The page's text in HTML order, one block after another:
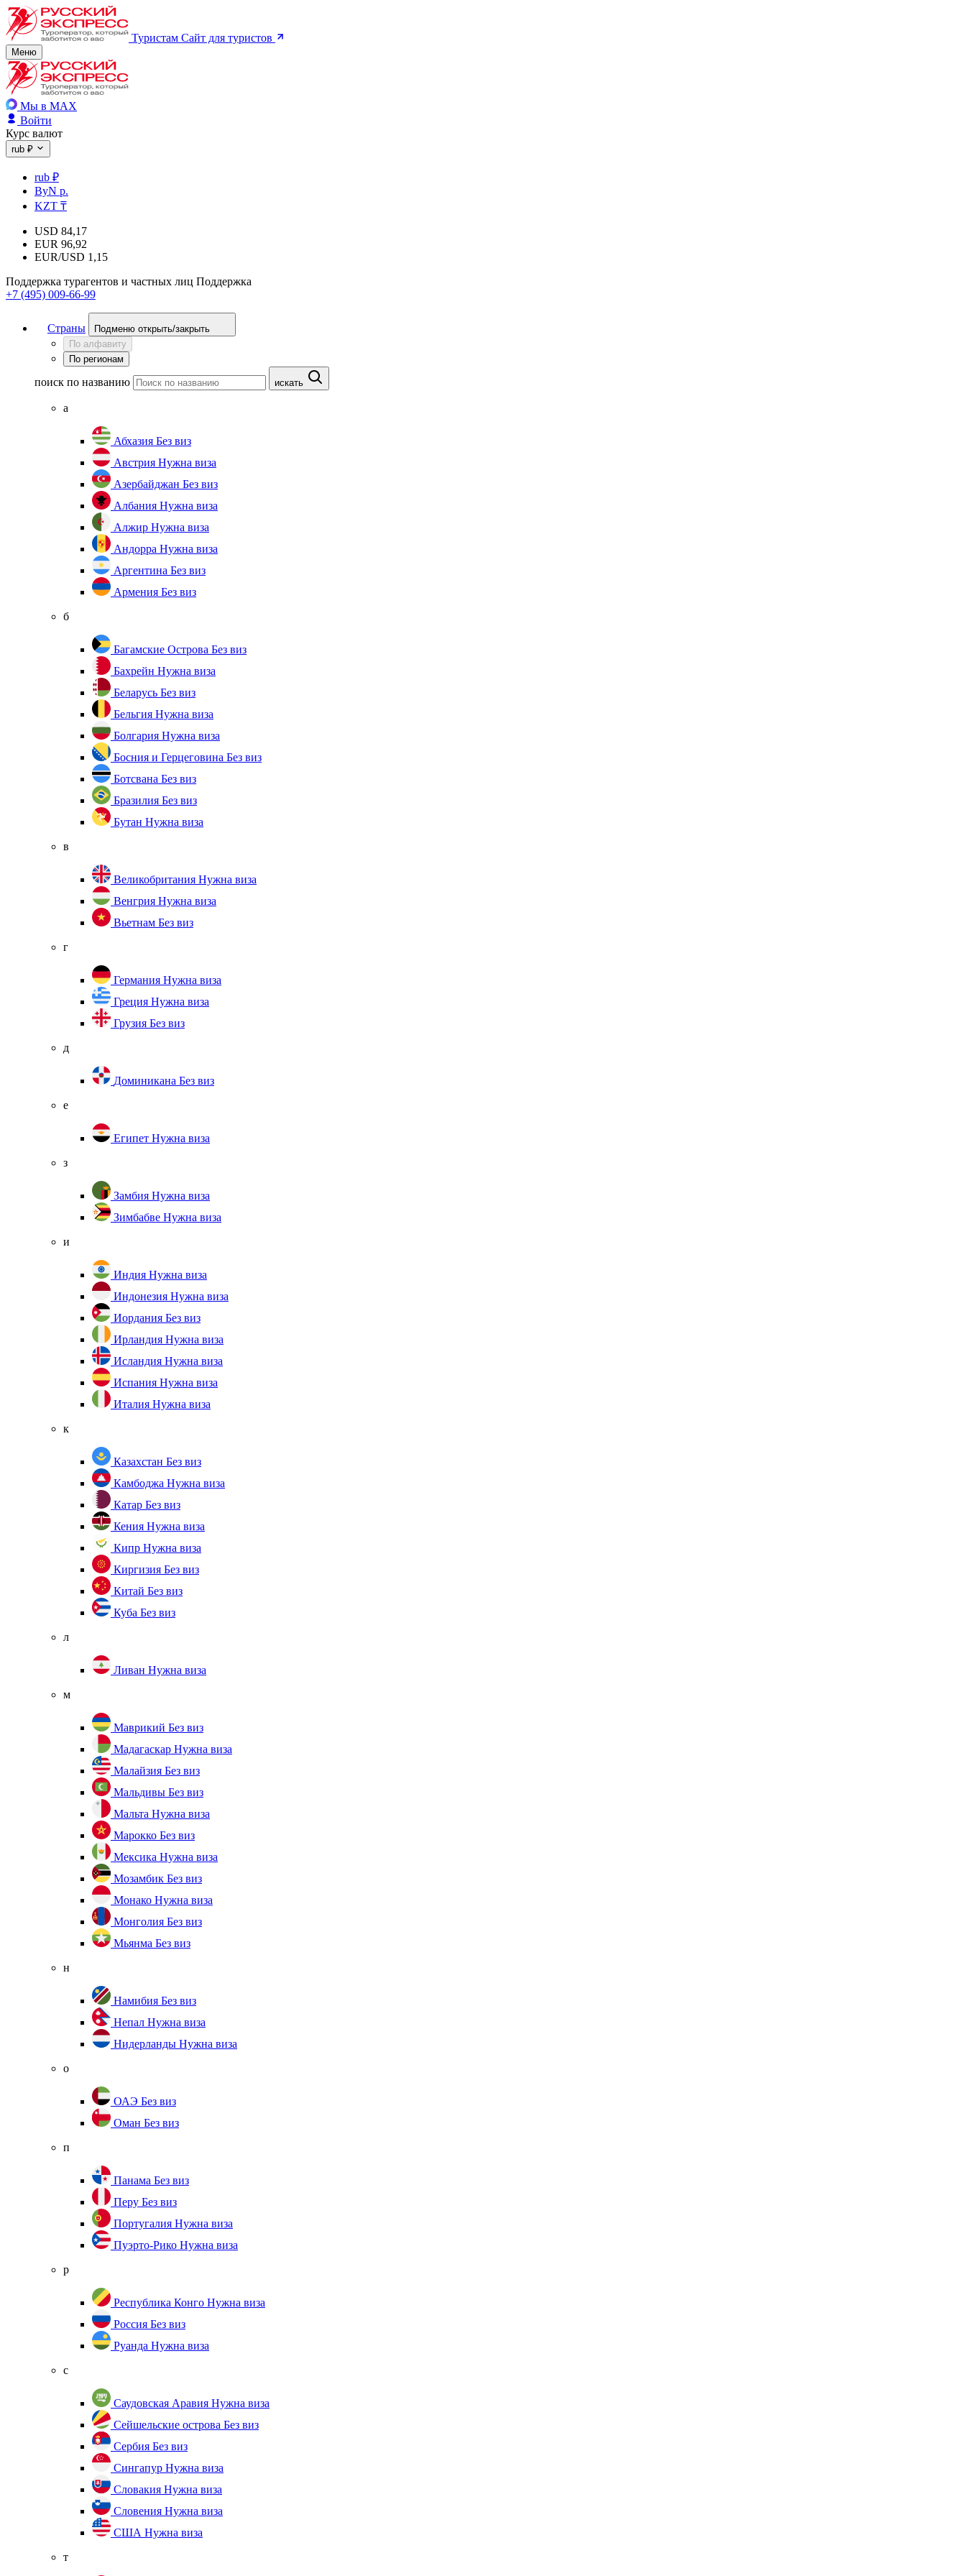
Туристам Сайт для туристов
Меню
Мы в MAX
Войти
Курс валют
rub ₽
rub ₽
ByN р.
KZT ₸
USD 84,17
EUR 96,92
EUR/USD 1,15
Поддержка турагентов и частных лиц Поддержка
+7 (495) 009-66-99
Страны
Подменю открыть/закрыть
По алфавиту
По регионам
поиск по названию искать
а
Абхазия Без виз
Австрия Нужна виза
Азербайджан Без виз
Албания Нужна виза
Алжир Нужна виза
Андорра Нужна виза
Аргентина Без виз
Армения Без виз
б
Багамские Острова Без виз
Бахрейн Нужна виза
Беларусь Без виз
Бельгия Нужна виза
Болгария Нужна виза
Босния и Герцеговина Без виз
Ботсвана Без виз
Бразилия Без виз
Бутан Нужна виза
в
Великобритания Нужна виза
Венгрия Нужна виза
Вьетнам Без виз
г
Германия Нужна виза
Греция Нужна виза
Грузия Без виз
д
Доминикана Без виз
е
Египет Нужна виза
з
Замбия Нужна виза
Зимбабве Нужна виза
и
Индия Нужна виза
Индонезия Нужна виза
Иордания Без виз
Ирландия Нужна виза
Исландия Нужна виза
Испания Нужна виза
Италия Нужна виза
к
Казахстан Без виз
Камбоджа Нужна виза
Катар Без виз
Кения Нужна виза
Кипр Нужна виза
Киргизия Без виз
Китай Без виз
Куба Без виз
л
Ливан Нужна виза
м
Маврикий Без виз
Мадагаскар Нужна виза
Малайзия Без виз
Мальдивы Без виз
Мальта Нужна виза
Марокко Без виз
Мексика Нужна виза
Мозамбик Без виз
Монако Нужна виза
Монголия Без виз
Мьянма Без виз
н
Намибия Без виз
Непал Нужна виза
Нидерланды Нужна виза
о
ОАЭ Без виз
Оман Без виз
п
Панама Без виз
Перу Без виз
Португалия Нужна виза
Пуэрто-Рико Нужна виза
р
Республика Конго Нужна виза
Россия Без виз
Руанда Нужна виза
с
Саудовская Аравия Нужна виза
Сейшельские острова Без виз
Сербия Без виз
Сингапур Нужна виза
Словакия Нужна виза
Словения Нужна виза
США Нужна виза
т